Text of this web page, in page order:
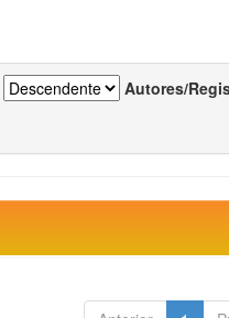
Autores/